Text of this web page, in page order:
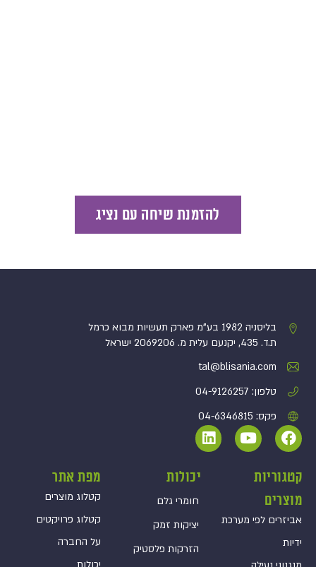
להזמנת שיחה עם נציג
בליסניה 1982 בע”מ פארק תעשיות מבוא כרמל
ת.ד. 435, יקנעם עלית מ. 2069206 ישראל
tal@blisania.com‏
טלפון: 04-9126257
פקס: 04-6346815
קטגוריות
מוצרים
אביזרים לפי מערכת
ידיות
יכולות
חומרי גלם
יציקות זמק
הזרקות פלסטיק
מפת אתר
קטלוג מוצרים
קטלוג פרויקטים
על החברה